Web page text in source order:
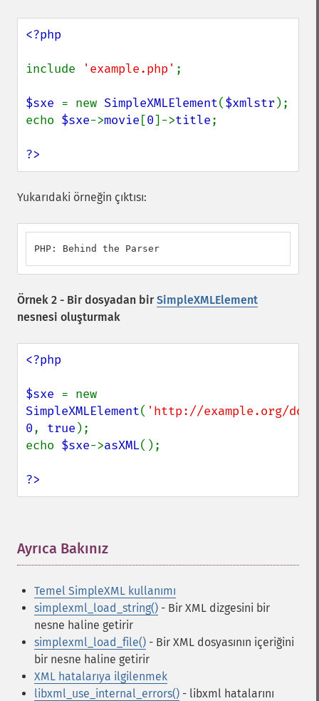
<?php
include 'example.php' ;
$sxe = new SimpleXMLElement($xmlstr );
echo $sxe->movie [0]->title;
?>
Yukarıdaki örneğin çıktısı:
PHP: Behind the Parser
Örnek 2 - Bir dosyadan birSimpleXMLElement
nesnesi oluşturmak
<?php
$sxe
SimpleXMLElement( 'http://example.org/
0, true );
echo $sxe->asXML();
?>
Ayrıca Bakınız
Temel SimpleXML kullanımı
simplexml_load_string() - Bir XML dizgesini bir
nesne haline getirir
simplexml_load_file() - Bir XML dosyasının içeriğini
bir nesne haline getirir
XML hatalarıya ilgilenmek
libxml_use_internal_errors() - libxml hatalarını